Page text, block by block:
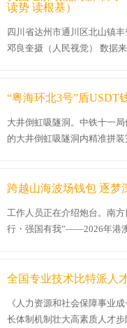
读势 读根基）
四川省达州市通川区北山镇
邓良奎摄（人民视觉） 数据
“粤海环北3号”盾USDT
大井倒虹吸隧洞。中铁十一
的大井倒虹吸隧洞内精准拼
跨越山海波场钱包 逐梦
工作人员正在介绍炮台。南
行・强国有我”——2026年港
全国专业技术比特派人
《人力资源和社会保障事业
长体制机制壮大高素质人才